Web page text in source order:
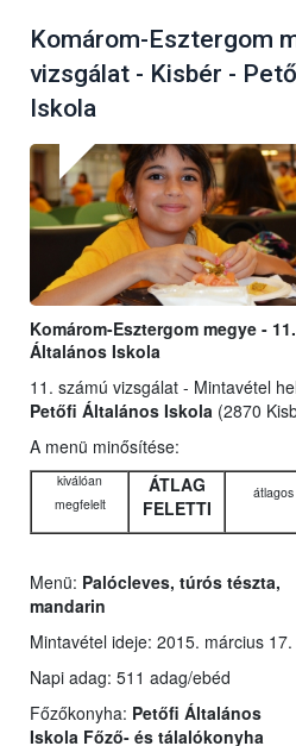
Komárom-Esztergom
vizsgálat - Kisbér -
Iskola
Komárom-Esztergom megye -
Általános Iskola
11. számú vizsgálat - Mintavétel
Petőfi Általános Iskola (2870
A menü minősítése:
kiválóan
megfelelt
ÁTLAG
FELETTI
átlagos
Menü: Palócleves, túrós tészta,
mandarin
Mintavétel ideje: 2015. március 17.
Napi adag: 511 adag/ebéd
Főzőkonyha: Petőfi Általános
Iskola Főző- és tálalókonyha